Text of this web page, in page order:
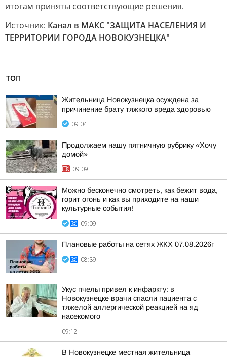
итогам приняты соответствующие решения.
Источник: Канал в МАКС "ЗАЩИТА НАСЕЛЕНИЯ И
ТЕРРИТОРИИ ГОРОДА НОВОКУЗНЕЦКА"
ТОП
Жительница Новокузнецка осуждена за
причинение брату тяжкого вреда здоровью
09:04
Продолжаем нашу пятничную рубрику «Хочу
домой»
09:09
Можно бесконечно смотреть, как бежит вода,
горит огонь и как вы приходите на наши
культурные события!
09:09
Плановые работы на сетях ЖКХ 07.08.2026г
08:39
Укус пчелы привел к инфаркту: в
Новокузнецке врачи спасли пациента с
тяжелой аллергической реакцией на яд
насекомого
09:12
В Новокузнецке местная жительница